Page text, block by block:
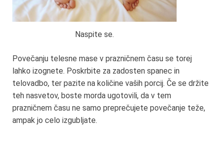
Naspite se.
Povečanju telesne mase v prazničnem času se torej
lahko izognete. Poskrbite za zadosten spanec in
telovadbo, ter pazite na količine vaših porcij. Če se držite
teh nasvetov, boste morda ugotovili, da v tem
prazničnem času ne samo preprečujete povečanje teže,
ampak jo celo izgubljate.